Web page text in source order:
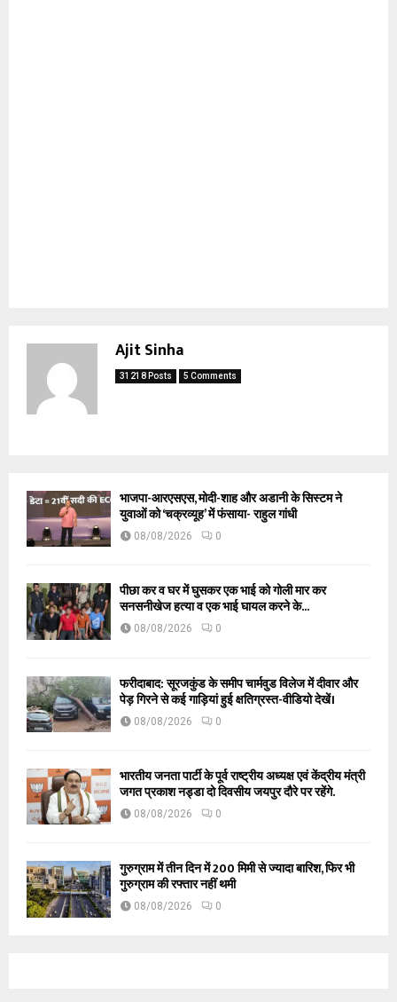
Ajit Sinha
31218 Posts 5 Comments
भाजपा-आरएसएस, मोदी-शाह और अडानी के सिस्टम ने
युवाओं को ‘चक्रव्यूह’ में फंसाया- राहुल गांधी
08/08/2026 0
पीछा कर व घर में घुसकर एक भाई को गोली मार कर
सनसनीखेज हत्या व एक भाई घायल करने के...
08/08/2026 0
फरीदाबाद: सूरजकुंड के समीप चार्मवुड विलेज में दीवार और
पेड़ गिरने से कई गाड़ियां हुई क्षतिग्रस्त-वीडियो देखें।
08/08/2026 0
भारतीय जनता पार्टी के पूर्व राष्ट्रीय अध्यक्ष एवं केंद्रीय मंत्री
जगत प्रकाश नड्डा दो दिवसीय जयपुर दौरे पर रहेंगे.
08/08/2026 0
गुरुग्राम में तीन दिन में 200 मिमी से ज्यादा बारिश, फिर भी
गुरुग्राम की रफ्तार नहीं थमी
08/08/2026 0